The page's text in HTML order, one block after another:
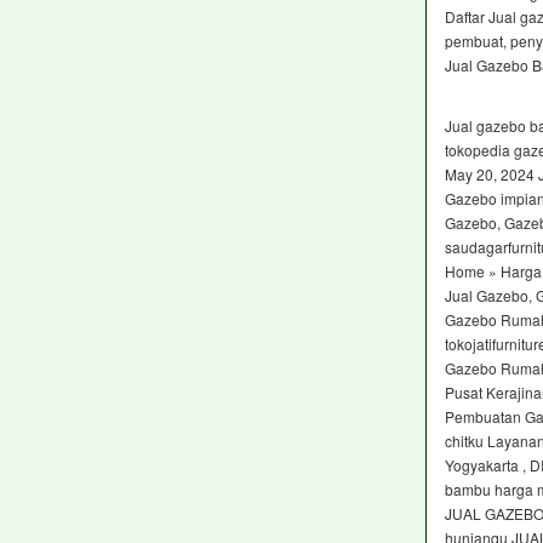
Daftar Jual
pembuat,
Jual Gazebo
Jual gazebo
tokopedia
May 20, 2024
Gazebo
Gazebo,
Home »
Jual Gazebo,
Gazebo
Gazebo
Pusat
Pembuatan
chitku
Yogyakarta ,
bambu harga
JUAL
hunianqu